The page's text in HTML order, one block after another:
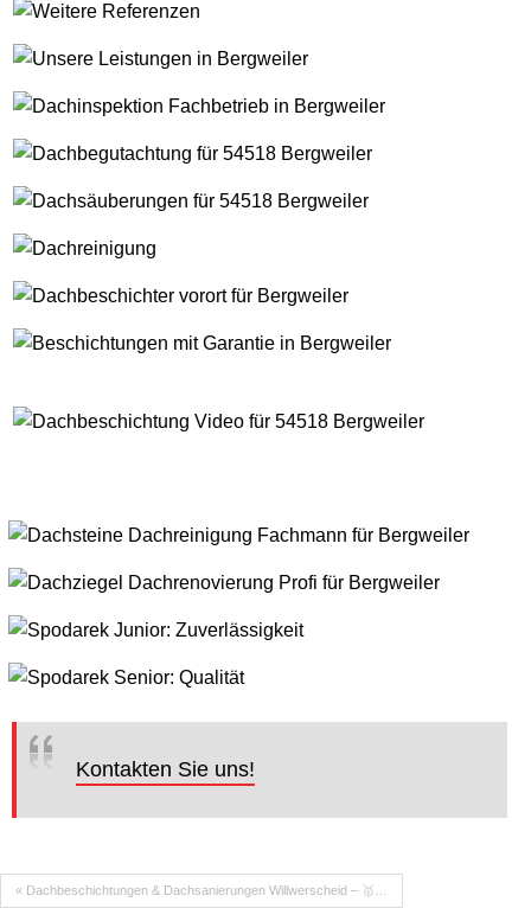
Kontakten Sie uns!
« Dachbeschichtungen & Dachsanierungen Willwerscheid – 🥇…